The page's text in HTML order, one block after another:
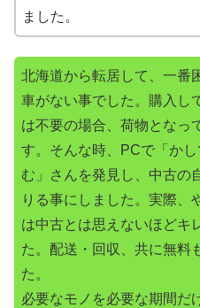
ました。
北海道から転居して、一番
車がない事でした。購入し
は不要の場合、荷物となっ
す。そんな時、PCで「かし
む」さんを発見し、中古の
りる事にしました。実際、
は中古とは思えないほどキ
た。配送・回収、共に無料
た。
必要なモノを必要な期間だ